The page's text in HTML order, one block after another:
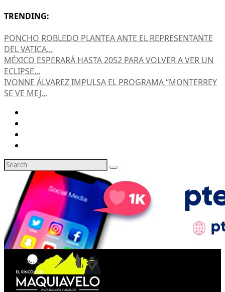
TRENDING:
PONCHO ROBLEDO PLANTEA ANTE EL REPRESENTANTE
DEL VATICA...
MÉXICO ESPERARÁ HASTA 2052 PARA VOLVER A VER UN
ECLIPSE...
IVONNE ÁLVAREZ IMPULSA EL PROGRAMA “MONTERREY
SE VE MEJ...